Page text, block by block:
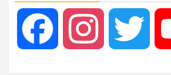
Facebook Instagram